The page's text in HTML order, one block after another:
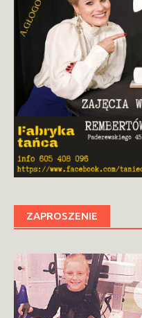
ZAPROSZENIE